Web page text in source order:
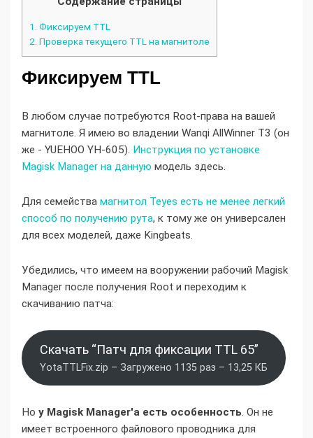
1. Фиксируем TTL
2. Проверка текущего TTL на магнитоле
Фиксируем TTL
В любом случае потребуются Root-права на вашей
магнитоле. Я имею во владении Wanqi AllWinner T3 (он
же - YUEHOO YH-605). Инструкция по установке
Magisk Manager на данную модель здесь.
Для семейства магнитол Teyes есть не менее легкий
способ по получению рута, к тому же он универсален
для всех моделей, даже Kingbeats.
Убедились, что имеем на вооружении рабочий Magisk
Manager после получения Root и переходим к
скачиванию патча:
Скачать “Патч для фиксации TTL 65”
YotaTTLFix.zip – Загружено 1135 раз – 13,25 КБ
Но у Magisk Manager'а есть особенность. Он не
имеет встроенного файлового проводника для